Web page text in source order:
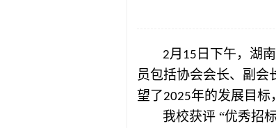
2月 15 日下午， 湖
员包括协会会长、副会
望了2025年的发展目标
我校获评 “优秀招